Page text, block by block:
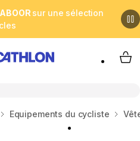
sur une sélection
My
Equipements du cycliste